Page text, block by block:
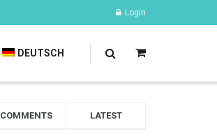
Login
DEUTSCH
COMMENTS LATEST